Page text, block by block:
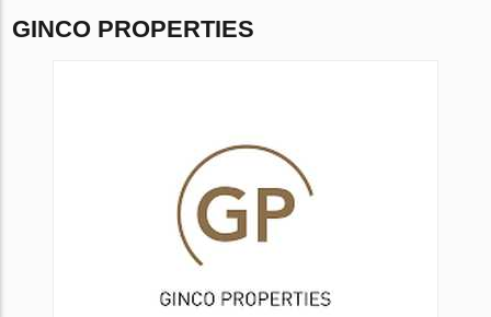
GINCO PROPERTIES